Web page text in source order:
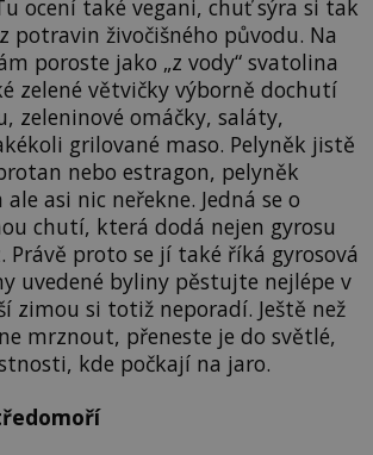
ocení také vegani, chuť sýra si tak
potravin živočišného původu. Na
poroste jako „z vody“ svatolina
zelené větvičky výborně dochutí
zeleninové omáčky, saláty,
grilované maso. Pelyněk jistě
nebo estragon, pelyněk
asi nic neřekne. Jedná se o
chutí, která dodá nejen gyrosu
Právě proto se jí také říká gyrosová
uvedené byliny pěstujte nejlépe v
zimou si totiž neporadí. Ještě než
mrznout, přeneste je do světlé,
kde počkají na jaro.